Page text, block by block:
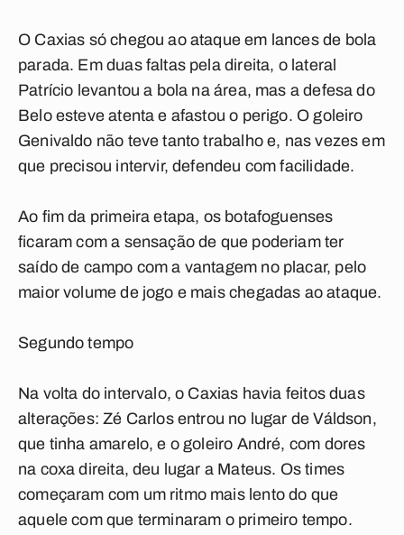
O Caxias só chegou ao ataque em lances de bola
parada. Em duas faltas pela direita, o lateral
Patrício levantou a bola na área, mas a defesa do
Belo esteve atenta e afastou o perigo. O goleiro
Genivaldo não teve tanto trabalho e, nas vezes em
que precisou intervir, defendeu com facilidade.
Ao fim da primeira etapa, os botafoguenses
ficaram com a sensação de que poderiam ter
saído de campo com a vantagem no placar, pelo
maior volume de jogo e mais chegadas ao ataque.
Segundo tempo
Na volta do intervalo, o Caxias havia feitos duas
alterações: Zé Carlos entrou no lugar de Váldson,
que tinha amarelo, e o goleiro André, com dores
na coxa direita, deu lugar a Mateus. Os times
começaram com um ritmo mais lento do que
aquele com que terminaram o primeiro tempo.